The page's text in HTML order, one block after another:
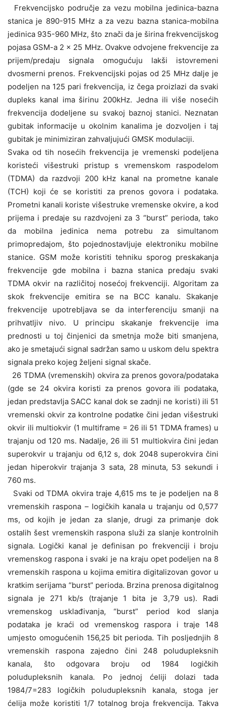
Frekvencijsko područje za vezu mobilna jedinica-bazna
stanica je 890-915 MHz a za vezu bazna stanica-mobilna
jedinica 935-960 MHz, što znači da je širina frekvencijskog
pojasa GSM-a 2 x 25 MHz. Ovakve odvojene frekvencije za
prijem/predaju signala omogućuju lakši istovremeni
dvosmerni prenos. Frekvencijski pojas od 25 MHz dalje je
podeljen na 125 pari frekvencija, iz čega proizlazi da svaki
dupleks kanal ima širinu 200kHz. Jedna ili više nosećih
frekvencija dodeljene su svakoj baznoj stanici. Neznatan
gubitak informacije u okolnim kanalima je dozvoljen i taj
gubitak je minimiziran zahvaljujući GMSK modulaciji.
Svaka od tih nosećih frekvencija je vremenski podeljena
koristeći višestruki pristup s vremenskom raspodelom
(TDMA) da razdvoji 200 kHz kanal na prometne kanale
(TCH) koji će se koristiti za prenos govora i podataka.
Prometni kanali koriste višestruke vremenske okvire, a kod
prijema i predaje su razdvojeni za 3 “burst” perioda, tako
da mobilna jedinica nema potrebu za simultanom
primopredajom, što pojednostavljuje elektroniku mobilne
stanice. GSM može koristiti tehniku sporog preskakanja
frekvencije gde mobilna i bazna stanica predaju svaki
TDMA okvir na različitoj nosećoj frekvenciji. Algoritam za
skok frekvencije emitira se na BCC kanalu. Skakanje
frekvencije upotrebljava se da interferenciju smanji na
prihvatljiv nivo. U principu skakanje frekvencije ima
prednosti u toj činjenici da smetnja može biti smanjena,
ako je smetajući signal sadržan samo u uskom delu spektra
signala preko kojeg željeni signal skače.
26 TDMA (vremenskih) okvira za prenos govora/podataka
(gde se 24 okvira koristi za prenos govora ili podataka,
jedan predstavlja SACC kanal dok se zadnji ne koristi) ili 51
vremenski okvir za kontrolne podatke čini jedan višestruki
okvir ili multiokvir (1 multiframe = 26 ili 51 TDMA frames) u
trajanju od 120 ms. Nadalje, 26 ili 51 multiokvira čini jedan
superokvir u trajanju od 6,12 s, dok 2048 superokvira čini
jedan hiperokvir trajanja 3 sata, 28 minuta, 53 sekundi i
760 ms.
Svaki od TDMA okvira traje 4,615 ms te je podeljen na 8
vremenskih raspona – logičkih kanala u trajanju od 0,577
ms, od kojih je jedan za slanje, drugi za primanje dok
ostalih šest vremenskih raspona služi za slanje kontrolnih
signala. Logički kanal je definisan po frekvenciji i broju
vremenskog raspona i svaki je na kraju opet podeljen na 8
vremenskih raspona u kojima emitira digitalizovan govor u
kratkim serijama “burst” perioda. Brzina prenosa digitalnog
signala je 271 kb/s (trajanje 1 bita je 3,79 us). Radi
vremenskog usklađivanja, “burst” period kod slanja
podataka je kraći od vremenskog raspora i traje 148
umjesto omogućenih 156,25 bit perioda. Tih posljednjih 8
vremenskih raspona zajedno čini 248 poludupleksnih
kanala, što odgovara broju od 1984 logičkih
poludupleksnih kanala. Po jednoj ćeliji dolazi tada
1984/7=283 logičkih poludupleksnih kanala, stoga jer
ćelija može koristiti 1/7 totalnog broja frekvencija. Takva